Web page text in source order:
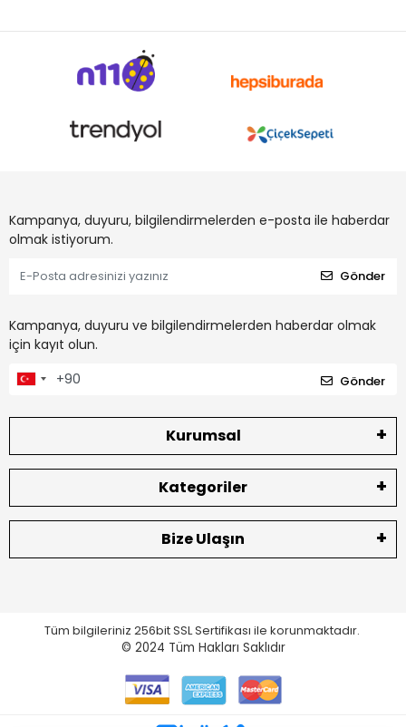
Kampanya, duyuru, bilgilendirmelerden e-posta ile haberdar
olmak istiyorum.
Gönder
Kampanya, duyuru ve bilgilendirmelerden haberdar olmak
için kayıt olun.
Gönder
Kurumsal
Kategoriler
Bize Ulaşın
Tüm bilgileriniz 256bit SSL Sertifikası ile korunmaktadır.
© 2024 Tüm Hakları Saklıdır